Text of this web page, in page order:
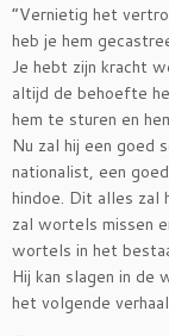
“Vernietig het
heb je hem
Je hebt zijn kracht
altijd de behoefte
hem te sturen en
Nu zal hij een goed
nationalist, een
hindoe. Dit alles zal
zal wortels missen
wortels in het
Hij kan slagen in de
het volgende